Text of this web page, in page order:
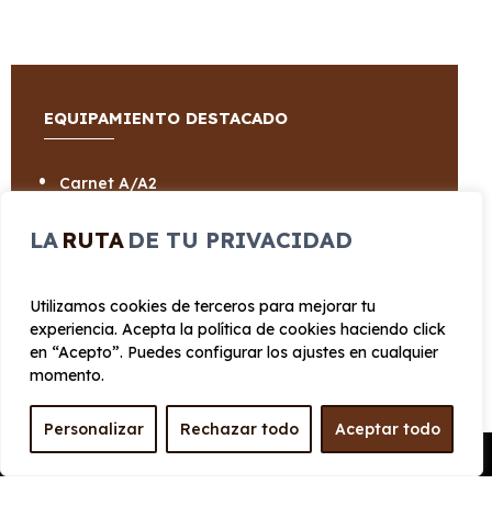
LA RUTA DE TU PRIVACIDAD
Utilizamos cookies de terceros para mejorar tu
experiencia. Acepta la política de cookies haciendo click
en “Acepto”. Puedes configurar los ajustes en cualquier
momento.
Personalizar Rechazar todo Aceptar todo
EQUIPAMIENTO DESTACADO
Carnet A/A2
CARROCERÍA
2.065 mm 1.065 mm
Pedir Presupuesto